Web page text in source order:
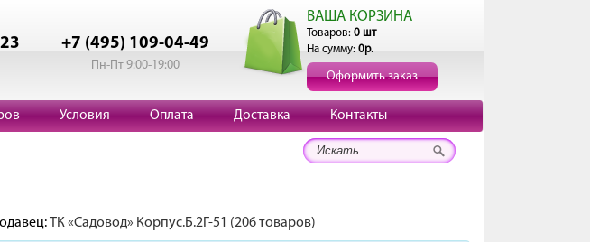
+7 (495) 109-04-49
Пн-Пт 9:00-19:00
ВАША КОРЗИНА
Товаров: 0 шт
На сумму: 0р.
Оформить заказ
Условия Оплата Доставка Контакты
ТК «Садовод» Корпус.Б.2Г-51 (206 товаров)